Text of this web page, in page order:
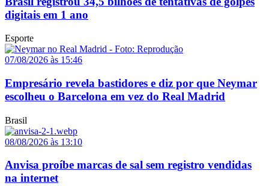
digitais em 1 ano
Esporte
07/08/2026 às 15:46
Empresário revela bastidores e diz por que Neymar
escolheu o Barcelona em vez do Real Madrid
Brasil
08/08/2026 às 13:10
Anvisa proíbe marcas de sal sem registro vendidas
na internet